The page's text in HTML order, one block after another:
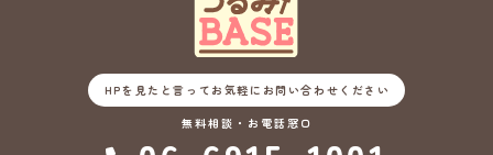
具体的には、以下の内容に従ってお客さま情報の取り扱いをいたしま
３．お客様の情報の利用目的
り、各種の申込みの受付、訪問、提案、見積、各種の工事やサービス提
HPを見たと言ってお気軽にお問い合わせください
無料相談・お電話窓口